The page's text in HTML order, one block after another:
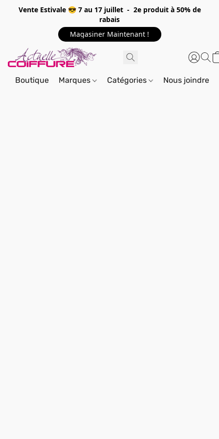
Vente Estivale 😎 7 au 17 juillet - 2e produit à 50% de
rabais
Magasiner Maintenant !
Boutique Marques Catégories Nous joindre